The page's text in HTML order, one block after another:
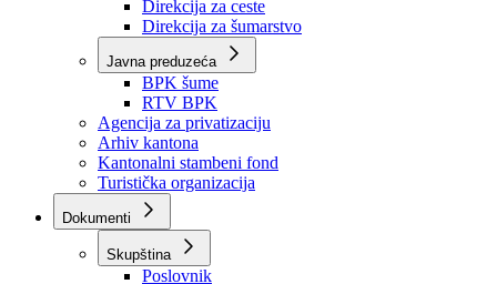
Direkcije
Direkcija za robne rezerve
Direkcija za ceste
Direkcija za šumarstvo
Javna preduzeća
BPK šume
RTV BPK
Agencija za privatizaciju
Arhiv kantona
Kantonalni stambeni fond
Turistička organizacija
Dokumenti